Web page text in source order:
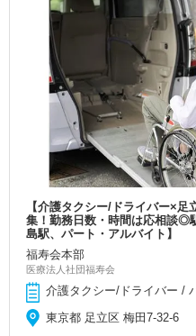
【介護タクシー/ドライバー×
集！勤務日数・時間は応相談◎
島駅、パート・アルバイト】
福寿会本部
医療法人社団福寿会
介護タクシー/ドライバー /
東京都 足立区 梅田7-32-6